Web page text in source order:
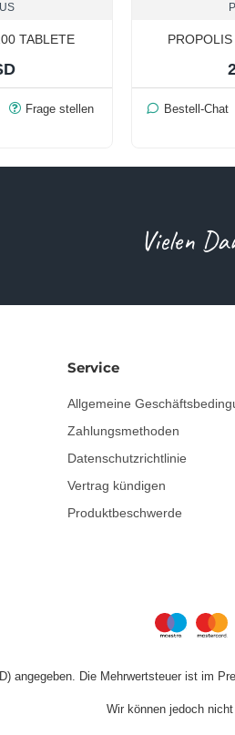
TABLETE
Frage stellen Bestell-Chat
Vielen
Service
Allgemeine
Zahlungsmethoden
Datenschutzrichtlinie
Vertrag kündigen
Produktbeschwerde
angegeben. Die Mehrwertsteuer ist im
Wir können jedoch